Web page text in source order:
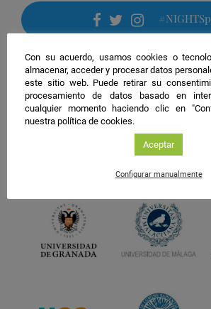
Con su acuerdo, usamos cookies o
almacenar, acceder y procesar datos
este sitio web. Puede retirar su
procesamiento de datos basado en
cualquier momento haciendo clic en
nuestra política de cookies.
Aceptar
Configurar manualmente